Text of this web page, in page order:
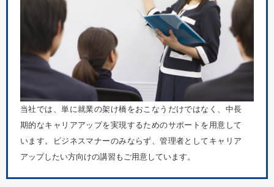
当社では、単に就業の架け橋をおこなうだけではなく、中長
期的なキャリアアップを実現するためのサポートを用意して
います。ビジネスマナーのみならず、管理者としてキャリア
アップしたい方向けの講習もご用意しています。